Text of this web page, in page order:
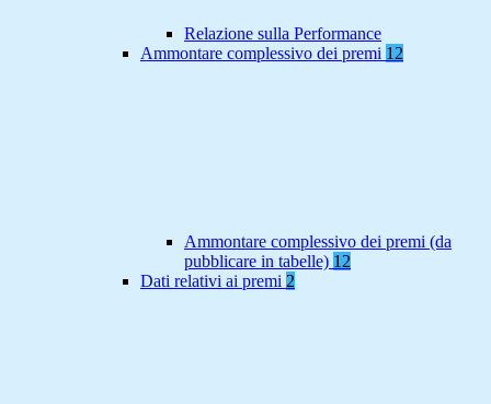
Relazione sulla Performance
Ammontare complessivo dei premi 12
Ammontare complessivo dei premi (da
pubblicare in tabelle) 12
Dati relativi ai premi 2